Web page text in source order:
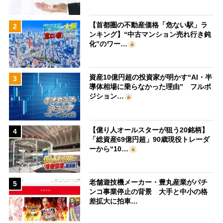
2
【首都圏の不動産価格「危ない駅」ラ
ンキング】“中古マンション売れ行き鈍
化”のワー…
3
資産10億円超の投資家が明かす“AI・半
導体相場に乗らなかった理由” フルポ
ジション…
4
【億り人オールスターが狙う20銘柄】
「総資産69億円超」90歳現役トレーダ
ーから“10…
5
老舗遊技機メーカー・豊丸産業がパチ
ンコ事業停止の背景 大手と中小の格
差拡大に拍車…